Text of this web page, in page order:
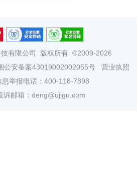
有限公司
版权所有 ©2009-2026
公安备案43019002002055号
营业执照
息举报电话：400-118-7898
诉邮箱：deng@ujigu.com